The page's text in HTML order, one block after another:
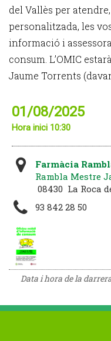
del Vallès per
personalitzada, les
informació i
consum. L’OMIC
Jaume Torrents
01/08/2025
Hora inici 10:30
Farmàcia
Rambla Mestre
08430 La Roca
93 842 28 50
Data i hora de la